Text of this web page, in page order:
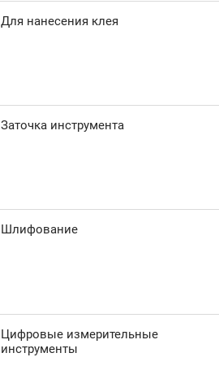
Для нанесения клея
Заточка инструмента
Шлифование
Цифровые измерительные
инструменты